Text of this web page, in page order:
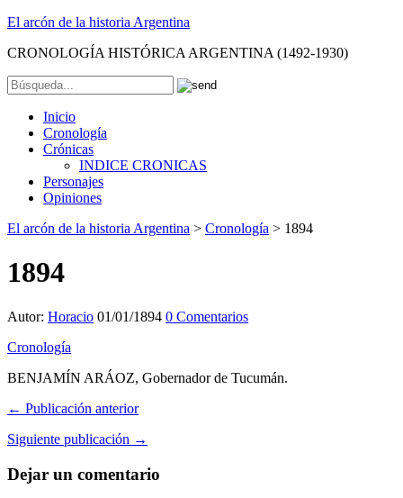
El arcón de la historia Argentina
CRONOLOGÍA HISTÓRICA ARGENTINA (1492-1930)
Inicio
Cronología
Crónicas
INDICE CRONICAS
Personajes
Opiniones
El arcón de la historia Argentina > Cronología > 1894
1894
Autor: Horacio 01/01/1894 0 Comentarios
Cronología
BENJAMÍN ARÁOZ, Gobernador de Tucumán.
← Publicación anterior
Siguiente publicación →
Dejar un comentario